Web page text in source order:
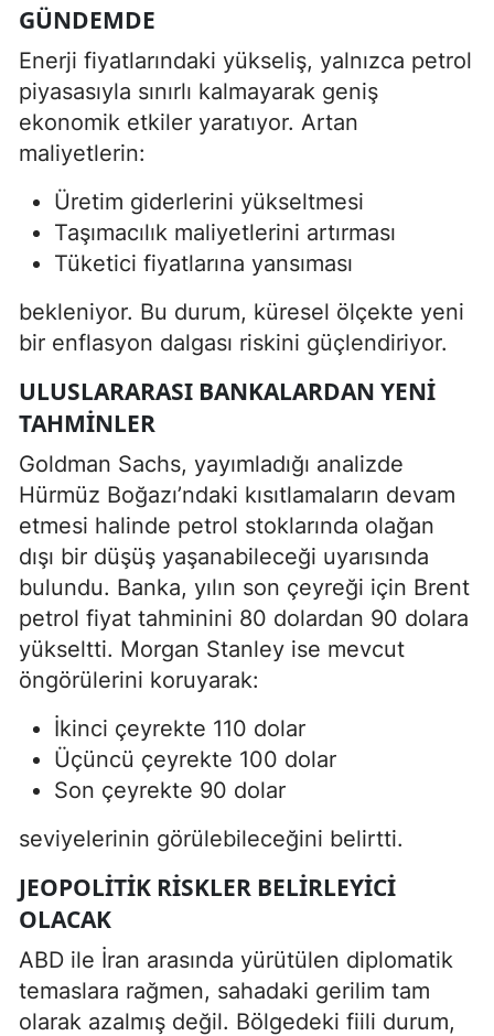
GÜNDEMDE
Enerji fiyatlarındaki yükseliş, yalnızca petrol
piyasasıyla sınırlı kalmayarak geniş
ekonomik etkiler yaratıyor. Artan
maliyetlerin:
Üretim giderlerini yükseltmesi
Taşımacılık maliyetlerini artırması
Tüketici fiyatlarına yansıması
bekleniyor. Bu durum, küresel ölçekte yeni
bir enflasyon dalgası riskini güçlendiriyor.
ULUSLARARASI BANKALARDAN YENI
TAHMINLER
Goldman Sachs, yayımladığı analizde
Hürmüz Boğazı’ndaki kısıtlamaların devam
etmesi halinde petrol stoklarında olağan
dışı bir düşüş yaşanabileceği uyarısında
bulundu. Banka, yılın son çeyreği için Brent
petrol fiyat tahminini 80 dolardan 90 dolara
yükseltti. Morgan Stanley ise mevcut
öngörülerini koruyarak:
İkinci çeyrekte 110 dolar
Üçüncü çeyrekte 100 dolar
Son çeyrekte 90 dolar
seviyelerinin görülebileceğini belirtti.
JEOPOLITIK RISKLER BELIRLEYICI
OLACAK
ABD ile İran arasında yürütülen diplomatik
temaslara rağmen, sahadaki gerilim tam
olarak azalmış değil. Bölgedeki fiili durum,